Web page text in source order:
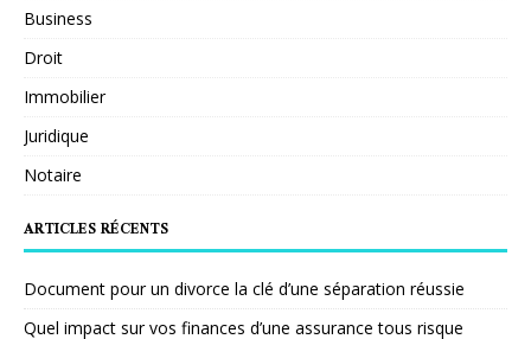
Business
Droit
Immobilier
Juridique
Notaire
ARTICLES RÉCENTS
Document pour un divorce la clé d’une séparation réussie
Quel impact sur vos finances d’une assurance tous risque